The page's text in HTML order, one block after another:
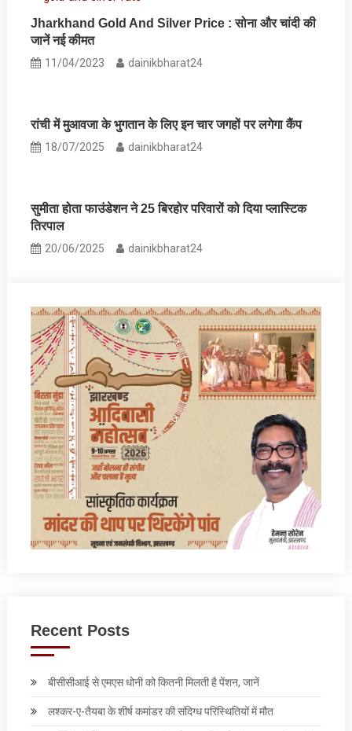
Jharkhand Gold And Silver Price : सोना और चांदी की
जानें नई कीमत
11/04/2023 dainikbharat24
रांची में मुआवजा के भुगतान के लिए इन चार जगहों पर लगेगा कैंप
18/07/2025 dainikbharat24
सुमीता होता फाउंडेशन ने 25 बिरहोर परिवारों को दिया प्लास्टिक
तिरपाल
20/06/2025 dainikbharat24
Recent Posts
बीसीसीआई से एमएस धोनी को कितनी मिलती है पेंशन, जानें
लश्कर-ए-तैयबा के शीर्ष कमांडर की संदिग्ध परिस्थितियों में मौत